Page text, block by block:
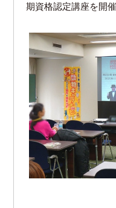
期資格認定講座を開